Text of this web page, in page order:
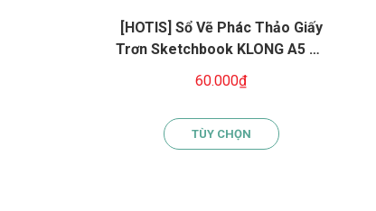
[HOTIS] Sổ Vẽ Phác Thảo Giấy
Trơn Sketchbook KLONG A5 A4
50 Tờ 150gsm - Chất Giấy Dày,
Trơn Mượt, Lò Xo Tiện Lợi
60.000₫
TÙY CHỌN